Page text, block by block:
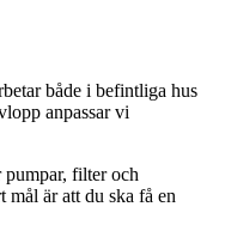
både i befintliga hus
anpassar vi
filter och
är att du ska få en